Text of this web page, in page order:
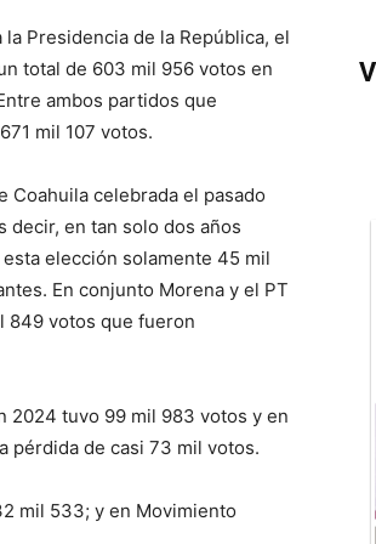
Presidencia de la República, el
total de 603 mil 956 votos en
ambos partidos que
mil 107 votos.
Coahuila celebrada el pasado
decir, en tan solo dos años
elección solamente 45 mil
En conjunto Morena y el PT
849 votos que fueron
2024 tuvo 99 mil 983 votos y en
pérdida de casi 73 mil votos.
mil 533; y en Movimiento